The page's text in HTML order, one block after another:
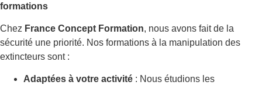
formations
Chez France Concept Formation, nous avons fait de la
sécurité une priorité. Nos formations à la manipulation des
extincteurs sont :
Adaptées à votre activité : Nous étudions les